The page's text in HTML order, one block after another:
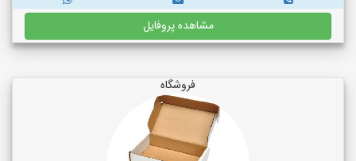
مشاهده پروفایل
فروشگاه